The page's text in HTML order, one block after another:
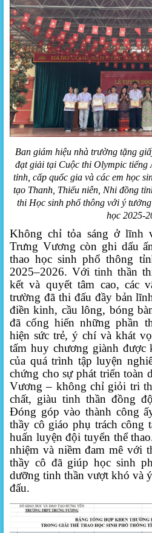
Ban giám hiệu nhà trường tặng
đạt giải tại Cuộc thi Olympic tiếng
tỉnh, cấp quốc gia và các em học
tạo Thanh, Thiếu niên, Nhi đồng
thi Học sinh phổ thông với ý
học 2025-
Không chỉ tỏa sáng ở lĩnh
Trưng Vương còn ghi dấu
thao học sinh phổ thông
2025–2026. Với tinh thần
kết và quyết tâm cao, các
trường đã thi đấu đầy bản
điền kinh, cầu lông, bóng
đã cống hiến những phần
hiện sức trẻ, ý chí và khát
tấm huy chương giành được
của quá trình tập luyện
chứng cho sự phát triển toàn
Vương – không chỉ giỏi tri
chất, giàu tinh thần đồng
Đóng góp vào thành công
thầy cô giáo phụ trách công
huấn luyện đội tuyển thể
nhiệm và niềm đam mê với
thầy cô đã giúp học sinh
dưỡng tinh thần vượt khó và
đấu.